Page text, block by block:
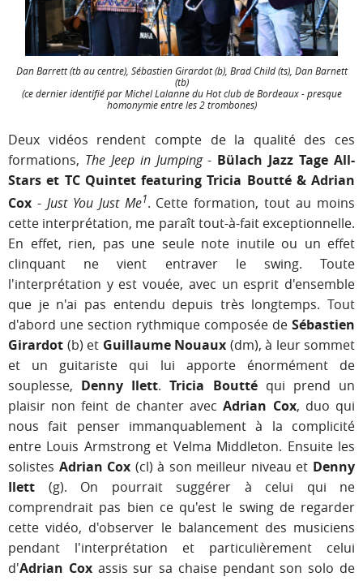
Dan Barrett (tb au centre), Sébastien Girardot (b), Brad Child (ts), Dan Barnett
(tb)
(ce dernier identifié par Michel Lalanne du Hot club de Bordeaux - presque
homonymie entre les 2 trombones)
Deux vidéos rendent compte de la qualité des ces
formations, The Jeep in Jumping- Bülach Jazz Tage All-
Stars et TC Quintet featuring Tricia Boutté & Adrian
Cox - Just You Just Me1. Cette formation, tout au moins
cette interprétation, me paraît tout-à-fait exceptionnelle.
En effet, rien, pas une seule note inutile ou un effet
clinquant ne vient entraver le swing. Toute
l'interprétation y est vouée, avec un esprit d'ensemble
que je n'ai pas entendu depuis très longtemps. Tout
d'abord une section rythmique composée de Sébastien
Girardot (b) et Guillaume Nouaux (dm), à leur sommet
et un guitariste qui lui apporte énormément de
souplesse, Denny Ilett.Tricia Bouttéqui prend un
plaisir non feint de chanter avecAdrian Cox, duo qui
nous fait penser immanquablement à la complicité
entre Louis Armstrong et Velma Middleton. Ensuite les
solistes Adrian Cox (cl) à son meilleur niveau et Denny
Ilett (g). On pourrait suggérer à celui qui ne
comprendrait pas bien ce qu'est le swing de regarder
cette vidéo, d'observer le balancement des musiciens
pendant l'interprétation et particulièrement celui
d'Adrian Cox assis sur sa chaise pendant son solo de